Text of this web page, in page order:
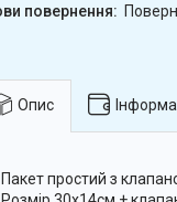
Опис
Пакет простий з